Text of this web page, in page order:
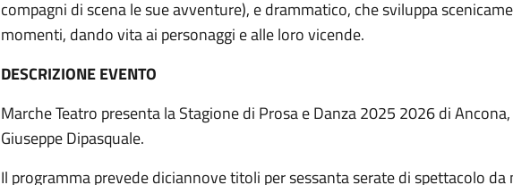
compagni di scena le sue avventure), e drammatico, che sviluppa
momenti, dando vita ai personaggi e alle loro vicende.
DESCRIZIONE EVENTO
Marche Teatro presenta la Stagione di Prosa e Danza 2025 2026 di
Giuseppe Dipasquale.
Il programma prevede diciannove titoli per sessanta serate di spettacolo